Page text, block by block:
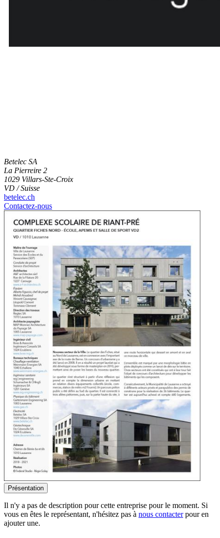
Betelec SA
La Pierreire 2
1029 Villars-Ste-Croix
VD / Suisse
betelec.ch
Contactez-nous
Présentation
Il n'y a pas de description pour cette entreprise pour le moment. Si
vous en êtes le représentant, n'hésitez pas à nous contacterpour en
ajouter une.